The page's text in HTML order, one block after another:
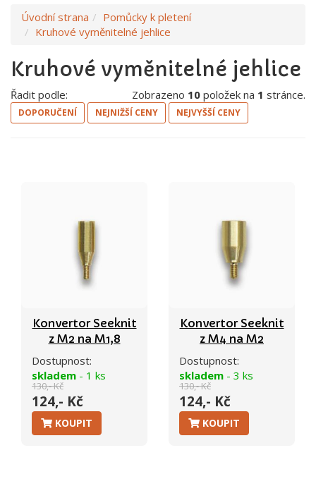
Úvodní strana
Pomůcky k pletení
Kruhové vyměnitelné jehlice
Kruhové vyměnitelné jehlice
Zobrazeno 10 položek na 1 stránce.
Řadit podle:
DOPORUČENÍ NEJNIŽŠÍ CENY NEJVYŠŠÍ CENY
Konvertor Seeknit
z M2 na M1,8
Dostupnost:
skladem - 1 ks
130,- Kč
124,- Kč
KOUPIT
Konvertor Seeknit
z M4 na M2
Dostupnost:
skladem - 3 ks
130,- Kč
124,- Kč
KOUPIT